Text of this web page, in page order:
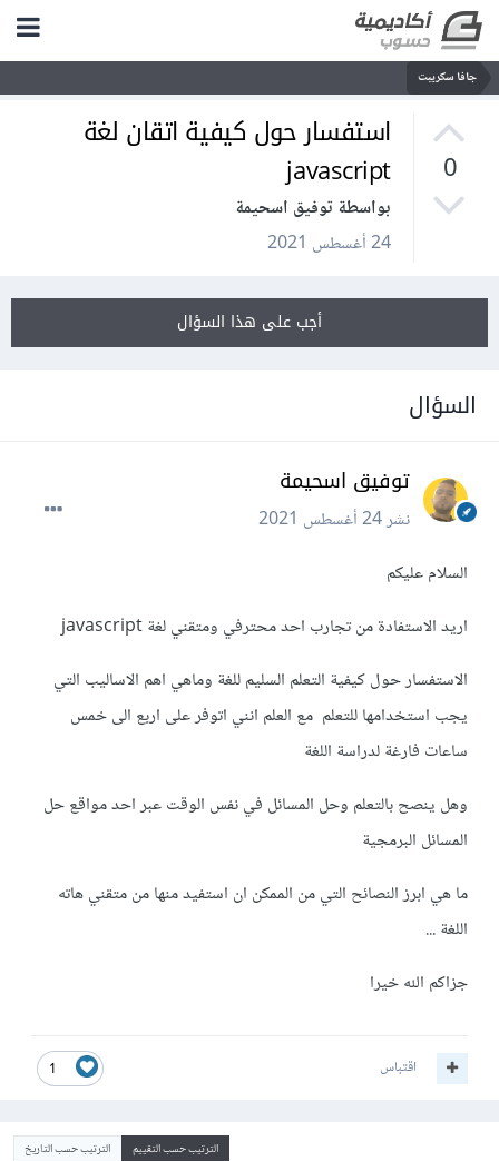
جافا سكريبت
0
استفسار حول كيفية اتقان لغة
javascript
بواسطة توفيق اسحيمة
24 أغسطس 2021
أجب على هذا السؤال
السؤال
توفيق اسحيمة
نشر24 أغسطس 2021
السلام عليكم
اريد الاستفادة من تجارب احد محترفي ومتقني لغة javascript
الاستفسار حول كيفية التعلم السليم للغة وماهي اهم الاساليب التي
يجب استخدامها للتعلم مع العلم انني اتوفر على اربع الى خمس
ساعات فارغة لدراسة اللغة
وهل ينصح بالتعلم وحل المسائل في نفس الوقت عبر احد مواقع حل
المسائل البرمجية
ما هي ابرز النصائح التي من الممكن ان استفيد منها من متقني هاته
اللغة ...
جزاكم الله خيرا
1 اقتباس
الترتيب حسب التقييم الترتيب حسب التاريخ